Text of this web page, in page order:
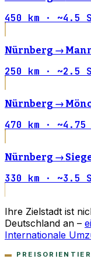
450 km · ~4.5
Nürnberg →
250 km · ~2.5
Nürnberg →
470 km · ~4.75
Nürnberg →
330 km · ~3.5
Ihre Zielstadt ist
Deutschland an –
Internationale